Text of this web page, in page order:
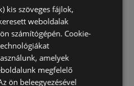
Lejárat dátuma: 2025.09.30
Távolság: 4,45 km
kis szöveges fájlok,
weboldalak
számítógépén. Cookie-
amelyek
megfelelő
ön beleegyezésével